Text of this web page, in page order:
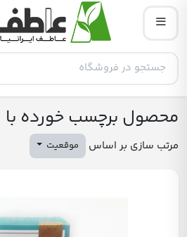
محصول برچسب خورده با
مرتب سازی بر اساس موقعیت